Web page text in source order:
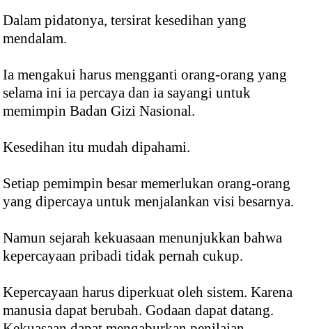
Dalam pidatonya, tersirat kesedihan yang
mendalam.
Ia mengakui harus mengganti orang-orang yang
selama ini ia percaya dan ia sayangi untuk
memimpin Badan Gizi Nasional.
Kesedihan itu mudah dipahami.
Setiap pemimpin besar memerlukan orang-orang
yang dipercaya untuk menjalankan visi besarnya.
Namun sejarah kekuasaan menunjukkan bahwa
kepercayaan pribadi tidak pernah cukup.
Kepercayaan harus diperkuat oleh sistem. Karena
manusia dapat berubah. Godaan dapat datang.